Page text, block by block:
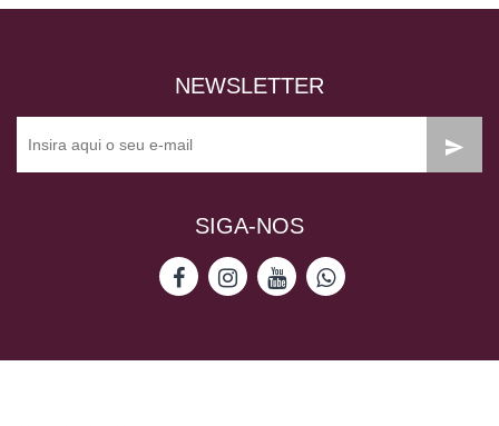
NEWSLETTER
SIGA-NOS